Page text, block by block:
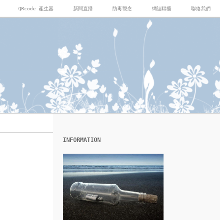
QRcode 產生器 新聞直播 防毒觀念 網誌聯播 聯絡我們
INFORMATION